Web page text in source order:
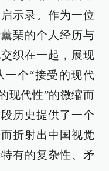
示录。作为一位
琹的个人经历与
织在一起，展现
一个“接受的现代
现代性”的微缩而
历史提供了一个
折射出中国视觉
有的复杂性、矛